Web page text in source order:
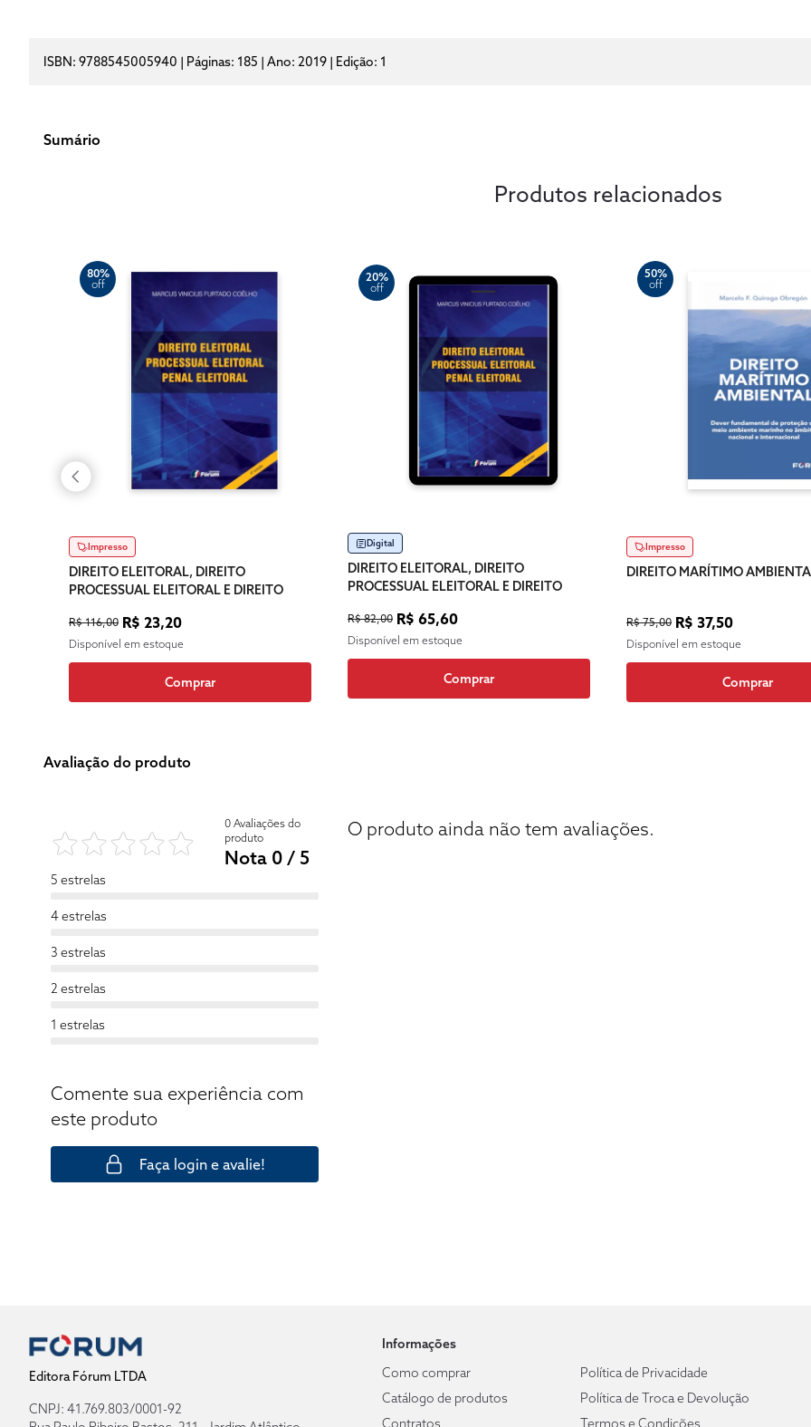
ISBN: 9788545005940 | Páginas: 185 | Ano: 2019 | Edição: 1
Sumário
Produtos relacionados
80%
off
Impresso
DIREITO ELEITORAL, DIREITO
PROCESSUAL ELEITORAL E DIREITO
R$ 116,00 R$ 23,20
Disponível em estoque
Comprar
20%
off
Digital
DIREITO ELEITORAL, DIREITO
PROCESSUAL ELEITORAL E DIREITO
R$ 82,00 R$ 65,60
Disponível em estoque
Comprar
50%
off
Impresso
DIREITO MARÍTIMO
R$ 75,00 R$ 37,50
Disponível em estoque
Comprar
Avaliação do produto
0 Avaliações do
produto
Nota 0 / 5
5 estrelas
4 estrelas
3 estrelas
2 estrelas
1 estrelas
Comente sua experiência com
este produto
Faça login e avalie!
O produto ainda não tem avaliações.
Editora Fórum LTDA
CNPJ: 41.769.803/0001-92
Informações
Como comprar
Catálogo de produtos
Contratos
Política de Privacidade
Política de Troca e Devolução
Termos e Condições